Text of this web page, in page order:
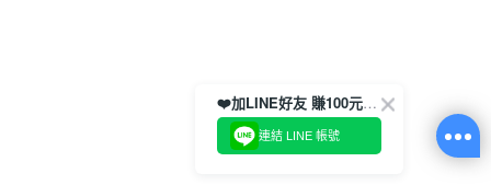
❤️加LINE好友 賺100元券！
連結 LINE 帳號